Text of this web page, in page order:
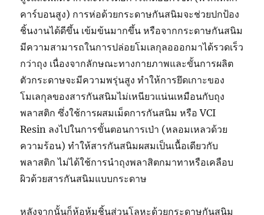
คาร์บอนสูง) การห่อด้วยกระดาษกันสนิมจะช่วยปกป้อง
ชิ้นงานได้ดีขึ้น เข้มข้นมากขึ้น หรือจากกระดาษกันสนิม
มีความสามารถในการปล่อยโมเลกุลอออกมาได้รวดเร็ว
กว่าถุง เนื่องจากลักษณะทางกายภาพและขั้นการผลิต
ตัวกระดาษจะมีความพรุ่นสูง ทำให้การยึดเกาะของ
โมเลกุลของสารกันสนิมไม่เหนียวแน่นเหมือนกับถุง
พลาสติก ซึ่งใช้การผสมเม็ดการกันสนิม หรือ VCI
Resin ลงไปในการขั้นตอนการเป่า (หลอมเหลวด้วย
ความร้อน) ทำให้สารกันสนิมผสมเป็นเนื้อเดียวกับ
พลาสติก ไม่ได้ใช้การนำถุงพลาสิตกมาทาหรือเคลือบ
ผิวด้วยสารกันสนิมแบบกระดาษ
หลังจากนั้นก็ห้อหุ้มชิ้นส่วนโลหะด้วยกระดาษกันสนิม